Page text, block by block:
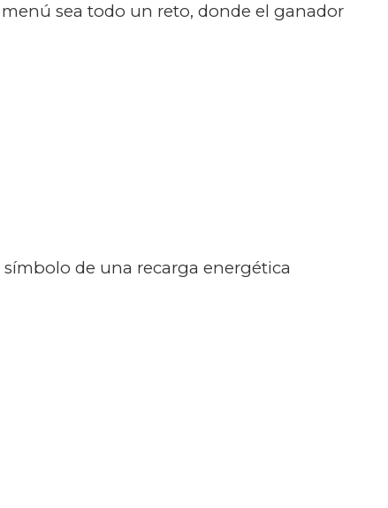
sea todo un reto, donde el ganador
de una recarga energética